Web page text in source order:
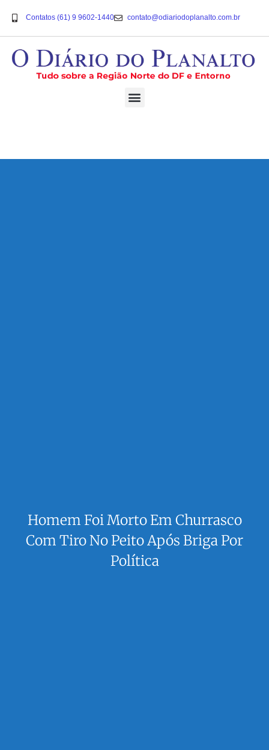
Contatos (61) 9 9602-1440 contato@odiariodoplanalto.com.br
Homem Foi Morto Em Churrasco
Com Tiro No Peito Após Briga Por
Política